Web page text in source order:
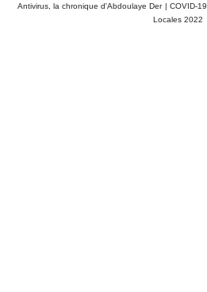
Antivirus, la chronique d'Abdoulaye Der | COVID-19
Locales 2022